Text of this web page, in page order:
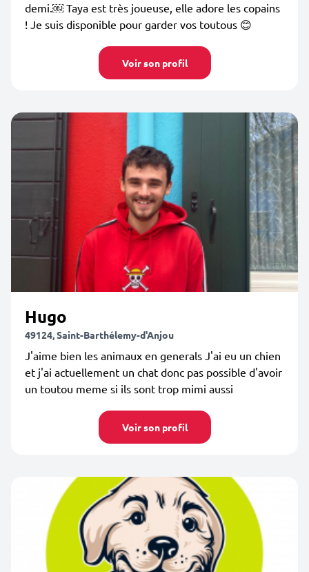
demi.￼ Taya est très joueuse, elle adore les copains
! Je suis disponible pour garder vos toutous 😊
Voir son profil
Hugo
49124, Saint-Barthélemy-d'Anjou
J'aime bien les animaux en generals J'ai eu un chien
et j'ai actuellement un chat donc pas possible d'avoir
un toutou meme si ils sont trop mimi aussi
Voir son profil